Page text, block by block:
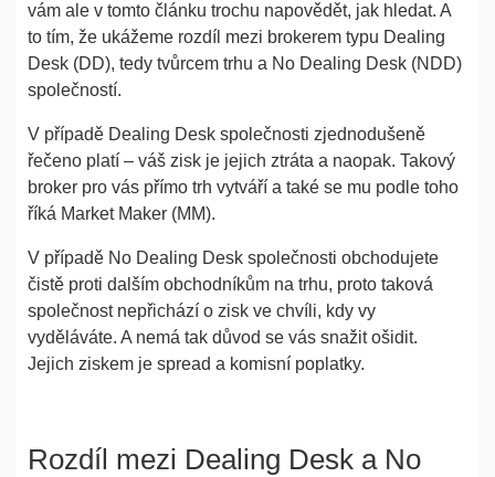
vám ale v tomto článku trochu napovědět, jak hledat. A
to tím, že ukážeme rozdíl mezi brokerem typu Dealing
Desk (DD), tedy tvůrcem trhu a No Dealing Desk (NDD)
společností.
V případě Dealing Desk společnosti zjednodušeně
řečeno platí – váš zisk je jejich ztráta a naopak. Takový
broker pro vás přímo trh vytváří a také se mu podle toho
říká Market Maker (MM).
V případě No Dealing Desk společnosti obchodujete
čistě proti dalším obchodníkům na trhu, proto taková
společnost nepřichází o zisk ve chvíli, kdy vy
vyděláváte. A nemá tak důvod se vás snažit ošidit.
Jejich ziskem je spread a komisní poplatky.
Rozdíl mezi Dealing Desk a No